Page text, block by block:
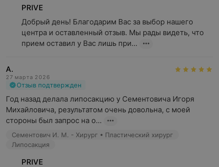
PRIVE
Добрый день! Благодарим Вас за выбор нашего
центра и оставленный отзыв. Мы рады видеть, что
прием оставил у Вас лишь при...
А.
27 марта 2026
Отзыв подтвержден
Год назад делала липосакцию у Сементовича Игоря
Михайловича, результатом очень довольна, с моей
стороны был запрос на о...
Сементович И. М. - Хирург • Пластический хирург
Липосакция
PRIVE